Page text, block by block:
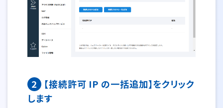
2
【接続許可 IP の一括追加】をクリック
します